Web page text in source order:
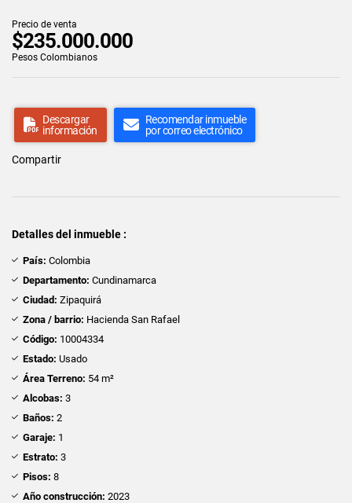
Precio de venta
$235.000.000
Pesos Colombianos
Descargar
información
Recomendar inmueble
por correo electrónico
Compartir
Detalles del inmueble :
País: Colombia
Departamento: Cundinamarca
Ciudad: Zipaquirá
Zona / barrio: Hacienda San Rafael
Código: 10004334
Estado: Usado
Área Terreno: 54 m²
Alcobas: 3
Baños: 2
Garaje: 1
Estrato: 3
Pisos: 8
Año construcción: 2023